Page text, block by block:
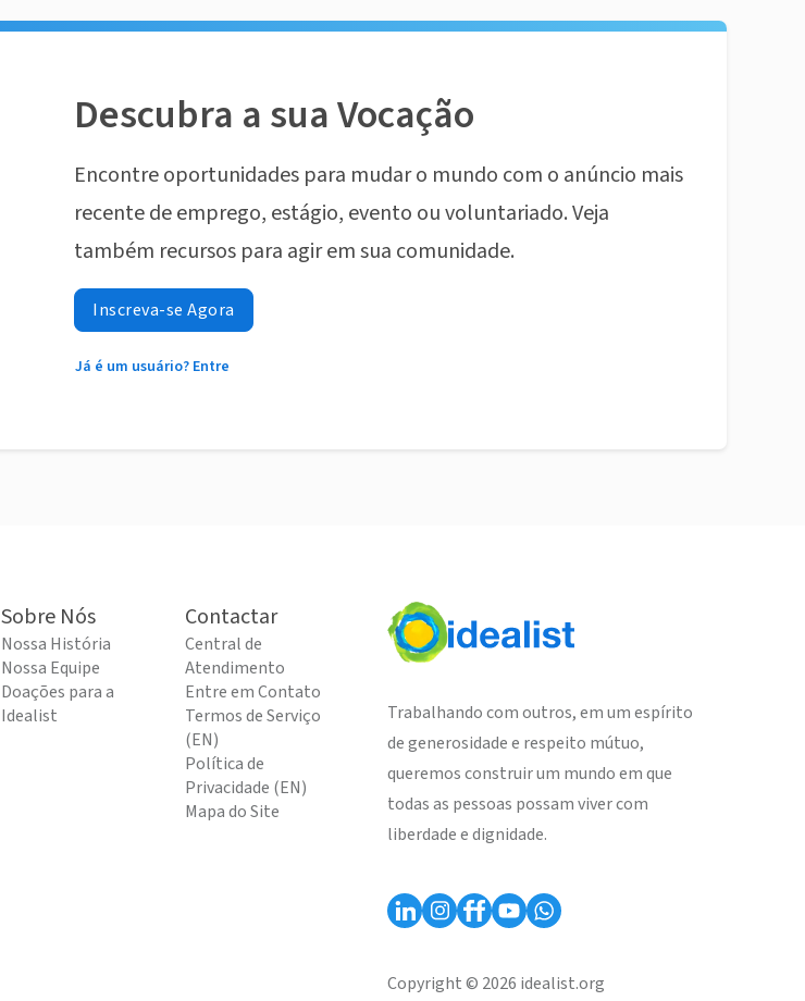
Descubra a sua Vocação
Encontre oportunidades para mudar o mundo com o anúncio mais
recente de emprego, estágio, evento ou voluntariado. Veja
também recursos para agir em sua comunidade.
Inscreva-se Agora
Já é um usuário? Entre
Sobre Nós
Nossa História
Nossa Equipe
Doações para a
Idealist
Contactar
Central de
Atendimento
Entre em Contato
Termos de Serviço
(EN)
Política de
Privacidade (EN)
Mapa do Site
Trabalhando com outros, em um espírito
de generosidade e respeito mútuo,
queremos construir um mundo em que
todas as pessoas possam viver com
liberdade e dignidade.
Copyright © 2026 idealist.org